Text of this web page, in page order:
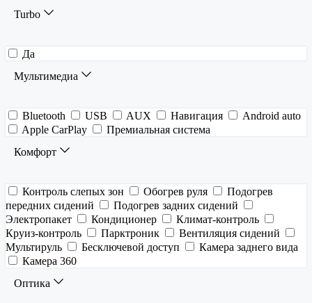
Turbo
Да
Мультимедиа
Bluetooth USB AUX Навигация
Android auto
Apple CarPlay
Премиальная система
Комфорт
Контроль слепых зон Обогрев руля
Подогрев
передних сидений
Подогрев задних сидений
Электропакет
Кондиционер
Климат-контроль
Круиз-контроль
Парктроник
Вентиляция сидений
Мультируль
Бесключевой доступ
Камера заднего вида
Камера 360
Оптика